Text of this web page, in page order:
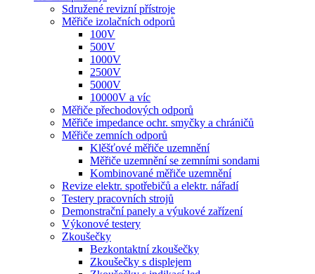
Sdružené revizní přístroje
Měřiče izolačních odporů
100V
500V
1000V
2500V
5000V
10000V a víc
Měřiče přechodových odporů
Měřiče impedance ochr. smyčky a chráničů
Měřiče zemních odporů
Klěšťové měřiče uzemnění
Měřiče uzemnění se zemními sondami
Kombinované měřiče uzemnění
Revize elektr. spotřebičů a elektr. nářadí
Testery pracovních strojů
Demonstrační panely a výukové zařízení
Výkonové testery
Zkoušečky
Bezkontaktní zkoušečky
Zkoušečky s displejem